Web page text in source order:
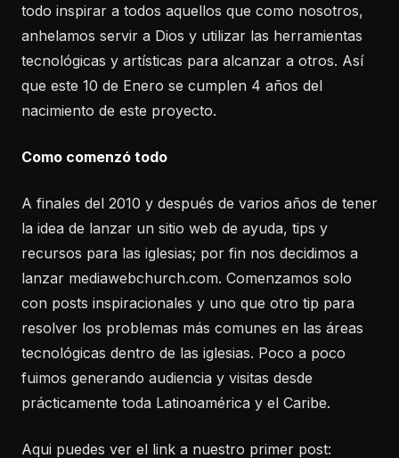
todo inspirar a todos aquellos que como nosotros,
anhelamos servir a Dios y utilizar las herramientas
tecnológicas y artísticas para alcanzar a otros. Así
que este 10 de Enero se cumplen 4 años del
nacimiento de este proyecto.
Como comenzó todo
A finales del 2010 y después de varios años de tener
la idea de lanzar un sitio web de ayuda, tips y
recursos para las iglesias; por fin nos decidimos a
lanzar mediawebchurch.com. Comenzamos solo
con posts inspiracionales y uno que otro tip para
resolver los problemas más comunes en las áreas
tecnológicas dentro de las iglesias. Poco a poco
fuimos generando audiencia y visitas desde
prácticamente toda Latinoamérica y el Caribe.
Aqui puedes ver el link a nuestro primer post: